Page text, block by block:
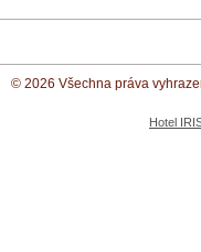
© 2026 Všechna práva
Hotel